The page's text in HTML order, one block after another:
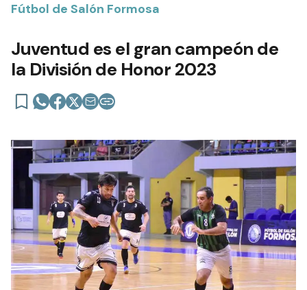
Fútbol de Salón Formosa
Juventud es el gran campeón de
la División de Honor 2023